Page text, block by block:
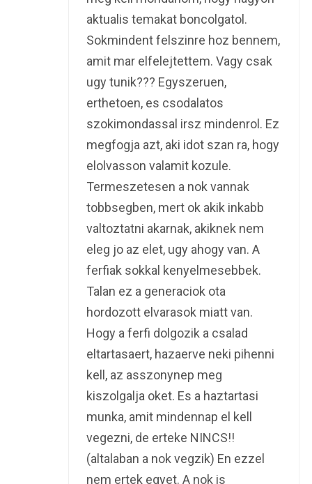
aktualis temakat boncolgatol.
Sokmindent felszinre hoz bennem,
amit mar elfelejtettem. Vagy csak
ugy tunik??? Egyszeruen,
erthetoen, es csodalatos
szokimondassal irsz mindenrol. Ez
megfogja azt, aki idot szan ra, hogy
elolvasson valamit kozule.
Termeszetesen a nok vannak
tobbsegben, mert ok akik inkabb
valtoztatni akarnak, akiknek nem
eleg jo az elet, ugy ahogy van. A
ferfiak sokkal kenyelmesebbek.
Talan ez a generaciok ota
hordozott elvarasok miatt van.
Hogy a ferfi dolgozik a csalad
eltartasaert, hazaerve neki pihenni
kell, az asszonynep meg
kiszolgalja oket. Es a haztartasi
munka, amit mindennap el kell
vegezni, de erteke NINCS!!
(altalaban a nok vegzik) En ezzel
nem ertek egyet. A nok is